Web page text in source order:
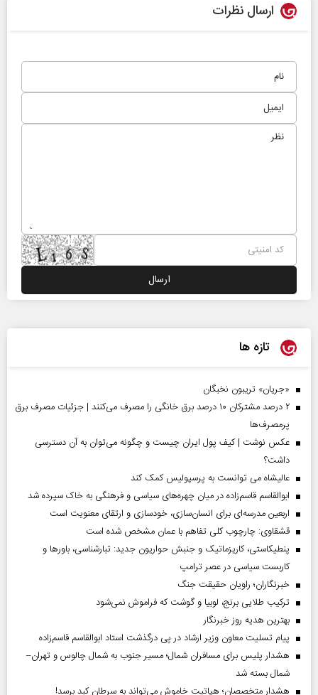
ارسال نظرات
تازه ها
«جریان» تریبون نخبگان
۲ درصد مشترکان ۱۰ درصد برق خانگی را مصرف می‌کنند | جزئیات مصرف برق
پرمصرف‌ها
عکس نوشت | کیف پول ایران چیست و چگونه می‌توان به آن دسترسی
داشت؟
عالیشاه می توانست به پرسپولیس کمک کند
ابوالقاسم قاسم‌زاده در میان چهره‌های سیاسی و فرهنگی به خاک سپرده شد
اربعین مدرسه‌ای برای انسان‌سازی، خودسازی و ارتقای معنویت است
قشقاوی: چارچوب کلی تفاهم با عمان مشخص شده است
پنطیکاستی، کاریزماتیک و جنبش حواریون جدید: تبارشناسی، باور‌ها و
کاربست سیاسی در عصر ترامپ
خبرنگاران؛ راویان حقیقت جنگ
ترکیب طلایی برنج، لوبیا و گوشت که فراموش نمی‌شود
بهترین هدیه روز خبرنگار
پیام تسلیت معاون وزیر ارشاد در پی درگذشت استاد ابوالقاسم قاسم‌زاده
هشدار پلیس برای مسافران شمال؛ مسیر جنوب به شمال چالوس و تهران–
شمال بسته شد
هشدار متخصصان؛ هپاتیت خاموش می‌تواند به سرطان کبد برسد!